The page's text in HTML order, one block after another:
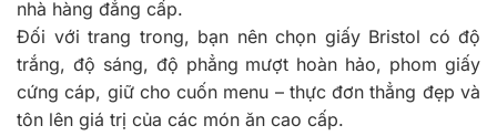
nhà hàng đẳng cấp.
Đối với trang trong, bạn nên chọn giấy Bristol có độ
trắng, độ sáng, độ phẳng mượt hoàn hảo, phom giấy
cứng cáp, giữ cho cuốn menu – thực đơn thẳng đẹp và
tôn lên giá trị của các món ăn cao cấp.